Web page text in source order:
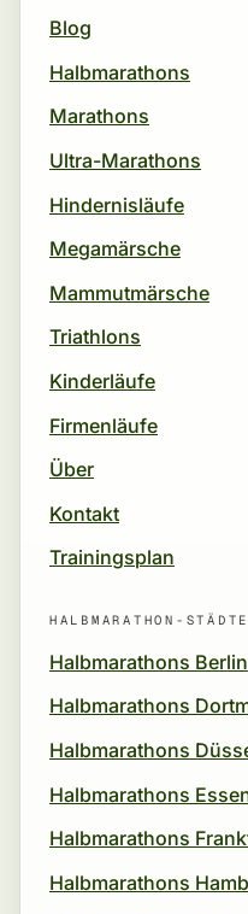
Blog
Halbmarathons
Marathons
Ultra-Marathons
Hindernisläufe
Megamärsche
Mammutmärsche
Triathlons
Kinderläufe
Firmenläufe
Über
Kontakt
Trainingsplan
HALBMARATHON-STÄDTE
Halbmarathons Berlin
Halbmarathons
Halbmarathons
Halbmarathons
Halbmarathons
Halbmarathons